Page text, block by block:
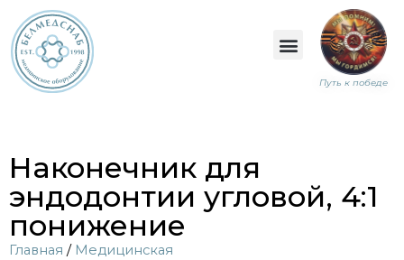
Путь к победе
Наконечник для
эндодонтии угловой, 4:1
понижение
Главная / Медицинская